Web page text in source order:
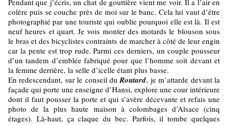
Pendant que j’écris, un chat de gouttière vient me voir. Il a l’air en
colère puis se couche près de moi sur le banc. Cela lui vaut d’être
photographié par une touriste qui oublie pourquoi elle est là. Il est
neuf heures et quart. Je vois monter des motards le blouson sous
le bras et des bicyclistes contraints de marcher à côté de leur engin
car la pente est trop rude. Parmi ces derniers, un couple pousseur
d’un tandem d’emblée fabriqué pour que l’homme soit devant et
la femme derrière, la selle d’icelle étant plus basse.
En redescendant, sur le conseil duRoutard, je m’attarde devant la
façade qui porte une enseigne d’Hansi, explore une cour intérieure
dont il faut pousser la porte et qui s’avère décevante et refais une
photo de la plus haute maison à colombages d’Alsace (cinq
étages). Là-haut, ça claque du bec. Parfois, il tombe quelques